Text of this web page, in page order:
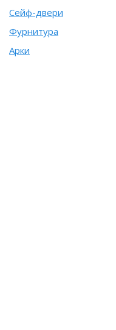
Сейф-двери
Фурнитура
Арки